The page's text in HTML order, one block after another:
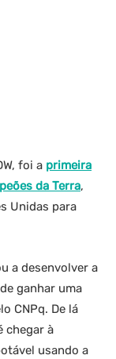
foi a primeira
da Terra,
Unidas para
a desenvolver a
ganhar uma
CNPq. De lá
chegar à
usando a